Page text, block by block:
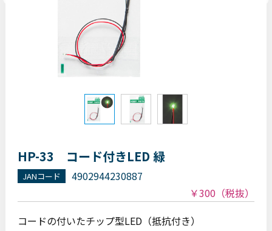
HP-33 コード付きLED 緑
JANコード
4902944230887
￥300 （税抜）
コードの付いたチップ型LED（抵抗付き）